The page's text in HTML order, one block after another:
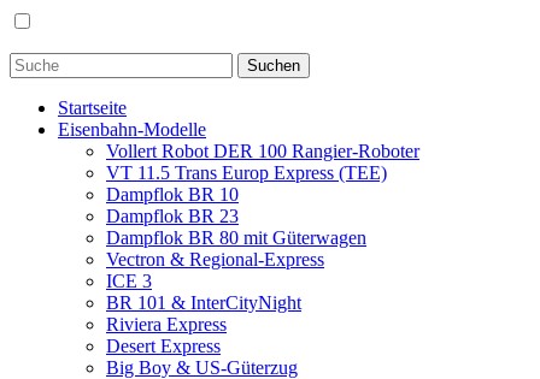
Startseite
Eisenbahn-Modelle
Vollert Robot DER 100 Rangier-Roboter
VT 11.5 Trans Europ Express (TEE)
Dampflok BR 10
Dampflok BR 23
Dampflok BR 80 mit Güterwagen
Vectron & Regional-Express
ICE 3
BR 101 & InterCityNight
Riviera Express
Desert Express
Big Boy & US-Güterzug